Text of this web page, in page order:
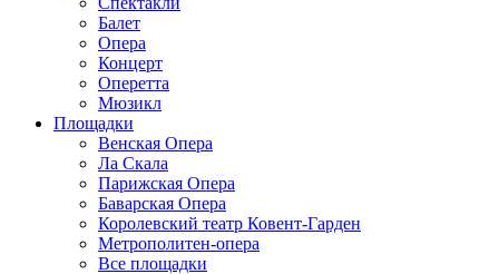
Балет
Опера
Концерт
Оперетта
Мюзикл
Площадки
Венская Опера
Ла Скала
Парижская Опера
Баварская Опера
Королевский театр Ковент-Гарден
Метрополитен-опера
Все площадки